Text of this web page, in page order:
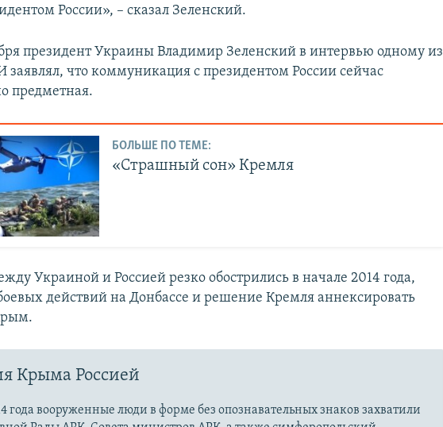
России», – сказал Зеленский.
президент Украины Владимир Зеленский в интервью одному из
что коммуникация с президентом России сейчас
предметная.
БОЛЬШЕ ПО ТЕМЕ:
«Страшный сон» Кремля
Украиной и Россией резко обострились в начале 2014 года,
действий на Донбассе и решение Кремля аннексировать
Крыма Россией
года вооруженные люди в форме без опознавательных знаков захватили